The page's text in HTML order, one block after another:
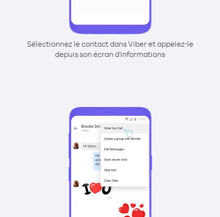
Sélectionnez le contact dans Viber et appelez-le
depuis son écran d'informations